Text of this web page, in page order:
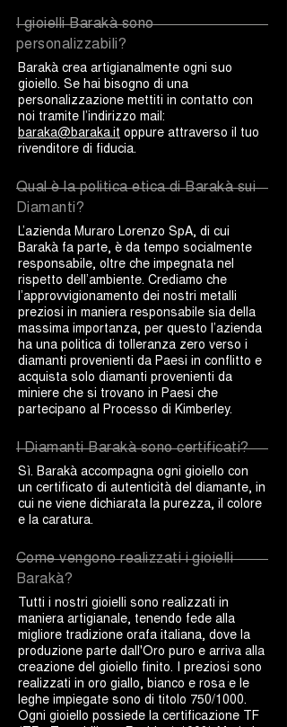
I gioielli Barakà sono
personalizzabili?
Barakà crea artigianalmente ogni suo
gioiello. Se hai bisogno di una
personalizzazione mettiti in contatto con
noi tramite l’indirizzo mail:
baraka@baraka.it oppure attraverso il tuo
rivenditore di fiducia.
Qual è la politica etica di Barakà sui
Diamanti?
L’azienda Muraro Lorenzo SpA, di cui
Barakà fa parte, è da tempo socialmente
responsabile, oltre che impegnata nel
rispetto dell’ambiente. Crediamo che
l’approvvigionamento dei nostri metalli
preziosi in maniera responsabile sia della
massima importanza, per questo l’azienda
ha una politica di tolleranza zero verso i
diamanti provenienti da Paesi in conflitto e
acquista solo diamanti provenienti da
miniere che si trovano in Paesi che
partecipano al Processo di Kimberley.
I Diamanti Barakà sono certificati?
Sì. Barakà accompagna ogni gioiello con
un certificato di autenticità del diamante, in
cui ne viene dichiarata la purezza, il colore
e la caratura.
Come vengono realizzati i gioielli
Barakà?
Tutti i nostri gioielli sono realizzati in
maniera artigianale, tenendo fede alla
migliore tradizione orafa italiana, dove la
produzione parte dall'Oro puro e arriva alla
creazione del gioiello finito. I preziosi sono
realizzati in oro giallo, bianco e rosa e le
leghe impiegate sono di titolo 750/1000.
Ogni gioiello possiede la certificazione TF